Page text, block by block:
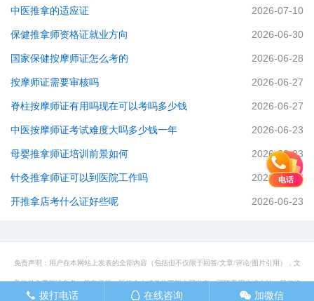
中医推拿的适应证 2026-07-10
保健推拿师资格证就业方向 2026-06-30
国家保健按摩师证怎么考的 2026-06-28
按摩师证需要审核吗 2026-06-27
脊柱按摩师证有用吗现在可以考吗多少钱 2026-06-27
中医按摩师证考试难度大吗多少钱一年 2026-06-23
母婴推拿师证培训前景如何 2026-06-23
针灸推拿师证可以到医院工作吗 2026-06-23
开推拿店考什么证好些呢 2026-06-23
免责声明：用户在本网站上发表的全部内容（包括但不仅限于回答/文章/评论/图片引用），文
章仅供免费阅读参考。若有侵权，版权个人或单位不想本网发布，可联系用户或本站，我们将
󦁁 拨打电话 󦊱 在线咨询 󦘑 加微信
电话